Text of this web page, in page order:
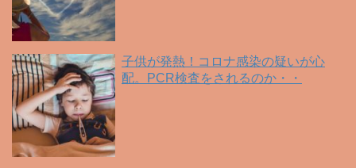
子供が発熱！コロナ感染の疑いが心
配。PCR検査をされるのか・・